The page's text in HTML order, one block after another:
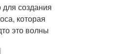
создания
которая
это волны